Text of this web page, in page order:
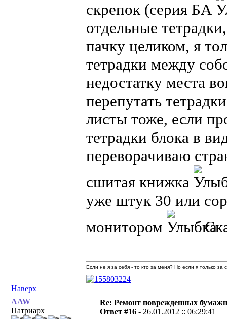
скрепок (серия БА
отдельные
пачку целиком, я
тетрадки между
недостатку места
перепутать
листы тоже, если
тетрадки блока в
переворачиваю
сшитая книжка
уже штук 30 или
монитором
Наверх
Если не я за себя - то кто за меня? Но если я только
AAW
Патриарх
Re: Ремонт поврежденных
Ответ #16 - 26.01.2012 :: 06:29:41